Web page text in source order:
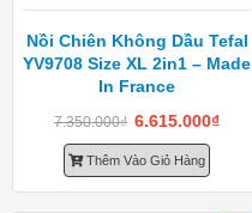
Nồi Chiên Không Dầu Tefal
YV9708 Size XL 2in1 – Made
In France
7.350.000₫ 6.615.000₫
Thêm Vào Giỏ Hàng